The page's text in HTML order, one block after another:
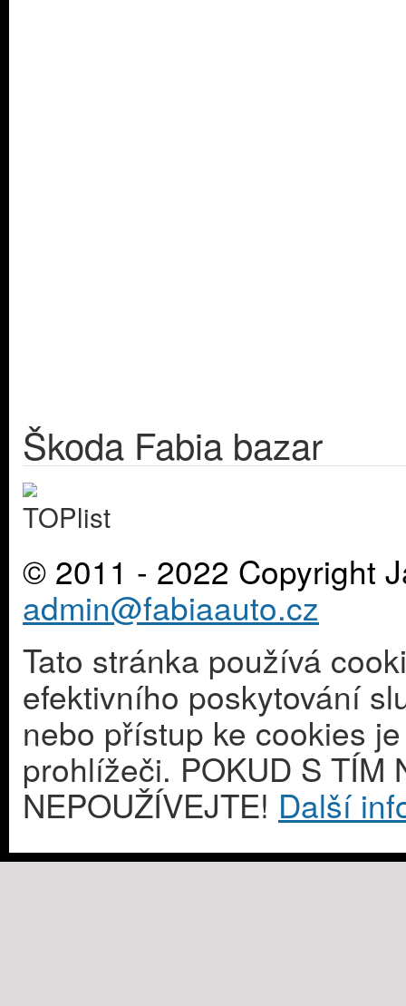
Škoda Fabia bazar
© 2011 - 2022 Copyright
admin@fabiaauto.cz
Tato stránka používá
efektivního poskytování
nebo přístup ke cookies
prohlížeči. POKUD S TÍM
NEPOUŽÍVEJTE! Další